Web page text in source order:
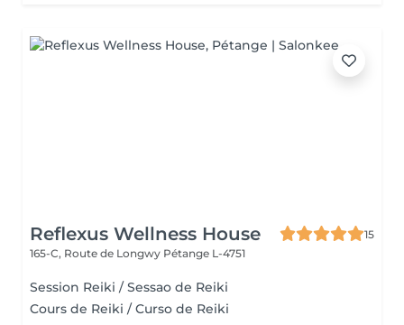
Reflexus Wellness House
15
165-C, Route de Longwy Pétange L-4751
Session Reiki / Sessao de Reiki
Cours de Reiki / Curso de Reiki